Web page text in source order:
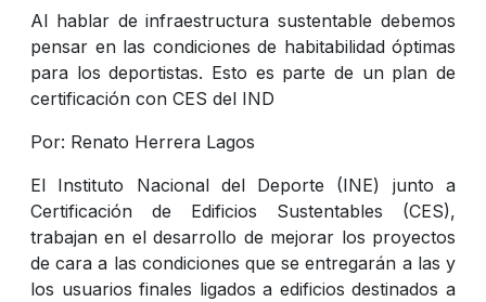
Al hablar de infraestructura sustentable debemos
pensar en las condiciones de habitabilidad óptimas
para los deportistas. Esto es parte de un plan de
certificación con CES del IND
Por: Renato Herrera Lagos
El Instituto Nacional del Deporte (INE) junto a
Certificación de Edificios Sustentables (CES),
trabajan en el desarrollo de mejorar los proyectos
de cara a las condiciones que se entregarán a las y
los usuarios finales ligados a edificios destinados a